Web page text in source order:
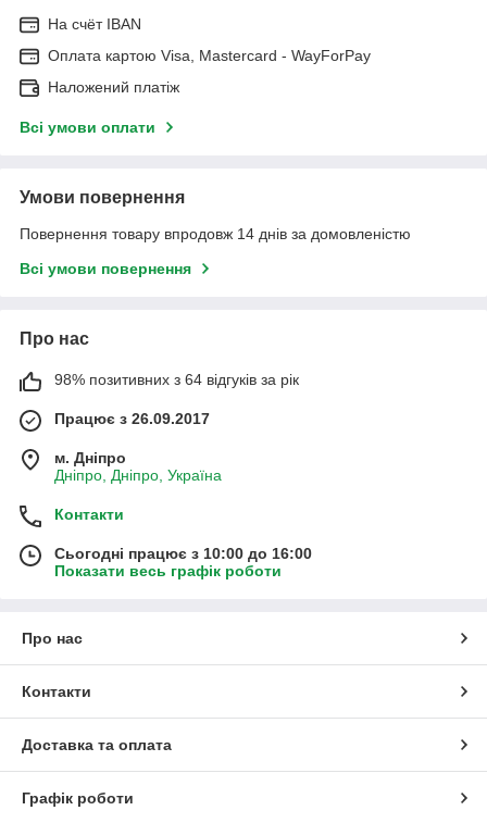
На cчёт IBAN
Оплата картою Visa, Mastercard - WayForPay
Наложений платіж
Всі умови оплати
Умови повернення
Повернення товару впродовж 14 днів за домовленістю
Всі умови повернення
Про нас
98% позитивних з 64 відгуків за рік
Працює з 26.09.2017
м. Дніпро
Дніпро, Дніпро, Україна
Контакти
Сьогодні працює з 10:00 до 16:00
Показати весь графік роботи
Про нас
Контакти
Доставка та оплата
Графік роботи